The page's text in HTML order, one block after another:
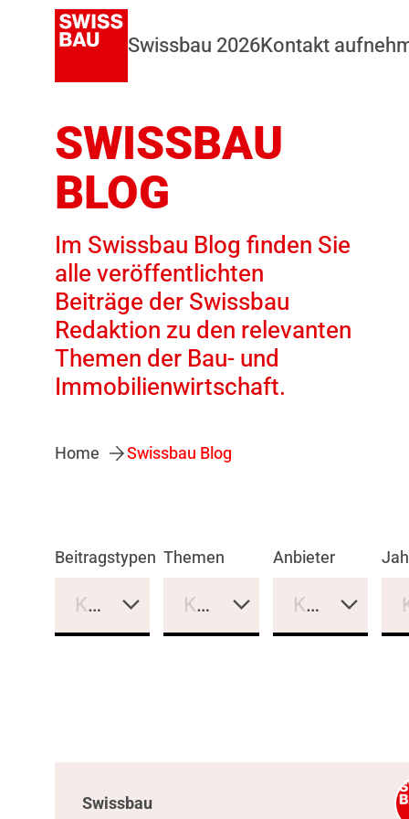
Swissbau 2026Kontakt
SWISSBAU
BLOG
Im Swissbau Blog finden Sie
alle veröffentlichten
Beiträge der Swissbau
Redaktion zu den relevanten
Themen der Bau- und
Immobilienwirtschaft.
Home Swissbau Blog
Beitragstypen
Keine Auswahl
Themen
Keine Auswahl
Anbieter
Keine
Swissbau